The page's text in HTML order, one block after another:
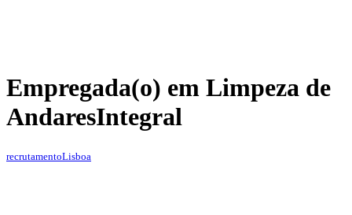
Empregada(o) em Limpeza de
AndaresIntegral
recrutamentoLisboa